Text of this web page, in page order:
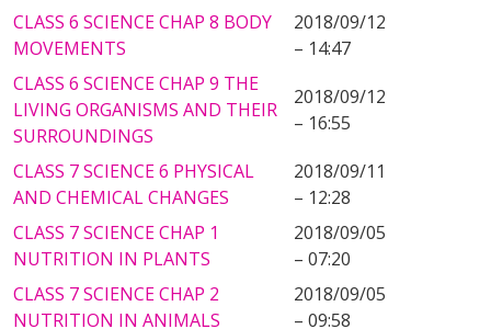
CLASS 6 SCIENCE CHAP 8 BODY
MOVEMENTS
2018/09/12
– 14:47
CLASS 6 SCIENCE CHAP 9 THE
LIVING ORGANISMS AND THEIR
SURROUNDINGS
2018/09/12
– 16:55
CLASS 7 SCIENCE 6 PHYSICAL
AND CHEMICAL CHANGES
2018/09/11
– 12:28
CLASS 7 SCIENCE CHAP 1
NUTRITION IN PLANTS
2018/09/05
– 07:20
CLASS 7 SCIENCE CHAP 2
NUTRITION IN ANIMALS
2018/09/05
– 09:58